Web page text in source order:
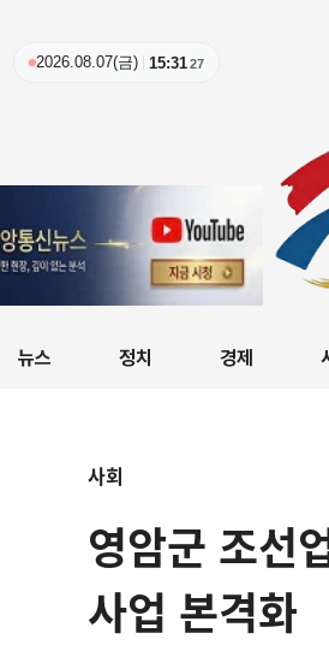
2026.08.07(금) 15:3128
뉴스 정치 경제
사회
영암군 조선
사업 본격화